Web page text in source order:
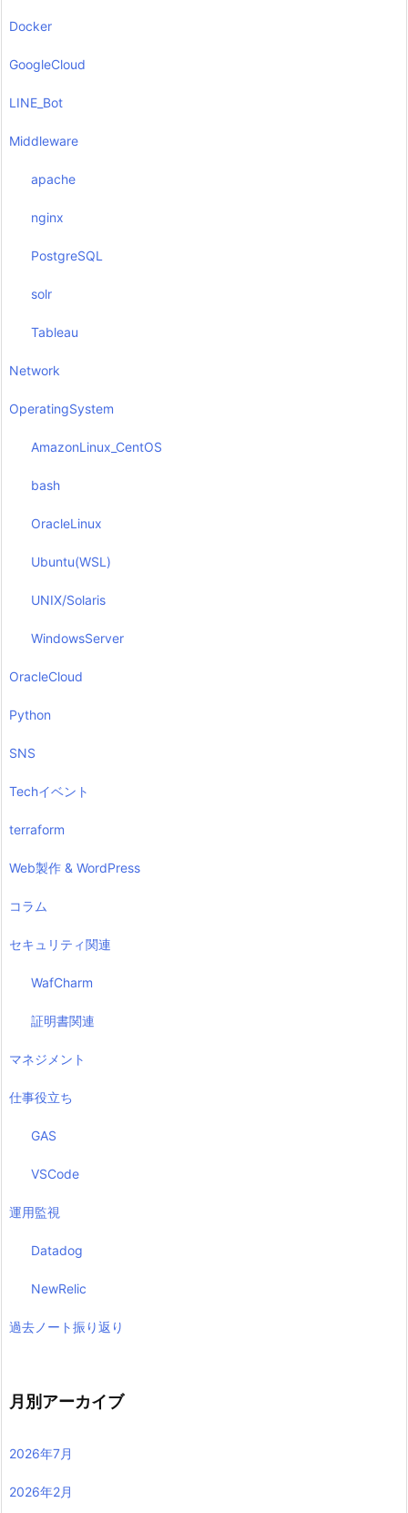
Docker
GoogleCloud
LINE_Bot
Middleware
apache
nginx
PostgreSQL
solr
Tableau
Network
OperatingSystem
AmazonLinux_CentOS
bash
OracleLinux
Ubuntu(WSL)
UNIX/Solaris
WindowsServer
OracleCloud
Python
SNS
Techイベント
terraform
Web製作 & WordPress
コラム
セキュリティ関連
WafCharm
証明書関連
マネジメント
仕事役立ち
GAS
VSCode
運用監視
Datadog
NewRelic
過去ノート振り返り
月別アーカイブ
2026年7月
2026年2月